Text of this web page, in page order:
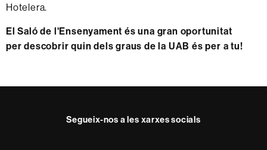
Hotelera.
El Saló de l'Ensenyament és una gran oportunitat
per descobrir quin dels graus de la UAB és per a tu!
Segueix-nos a les xarxes socials